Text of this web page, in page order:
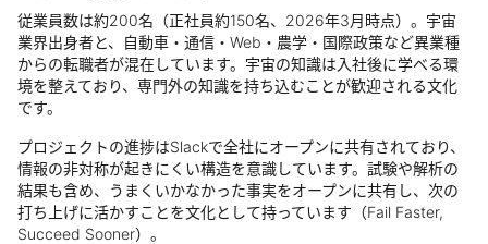
従業員数は約200名（正社員約150名、2026年3月時点）。宇宙
業界出身者と、自動車・通信・Web・農学・国際政策など異業種
からの転職者が混在しています。宇宙の知識は入社後に学べる環
境を整えており、専門外の知識を持ち込むことが歓迎される文化
です。
プロジェクトの進捗はSlackで全社にオープンに共有されており、
情報の非対称が起きにくい構造を意識しています。試験や解析の
結果も含め、うまくいかなかった事実をオープンに共有し、次の
打ち上げに活かすことを文化として持っています（Fail Faster,
Succeed Sooner）。